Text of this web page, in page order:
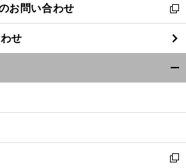
く
お問い合わせ
新
し
い
ウ
ィ
ン
ウ
開
く
せ
新